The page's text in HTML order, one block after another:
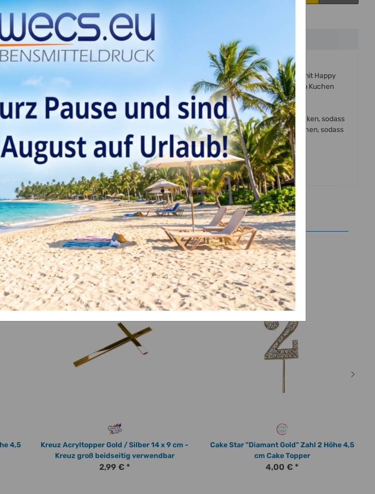
ein geliebtes Familienmitglied, Freunde oder Kollegen mit diesem prächtigem Cake Topper mit Happy
Tortenaufsatz, den unter dem Schriftzug auch eine hübsche Schleife ziert, verwandelt jeden Kuchen
feierlichen Augenschmaus.
lässt sich ganz einfach in gebackenen Teig, Buttercreme oder durch eine Fondantdecke stecken, sodass
Kreationen thront. Das Material lässt sich nach dem Verzehr des Kuchens leicht abwaschen, sodass
Geburtstag wiederverwenden können.
Ähnliche Artikel
4,5
Kreuz Acryltopper Gold / Silber 14 x 9 cm -
Kreuz groß beidseitig verwendbar
2,99 € *
Cake Star "Diamant Gold" Zahl 2 Höhe 4,5
cm Cake Topper
4,00 € *